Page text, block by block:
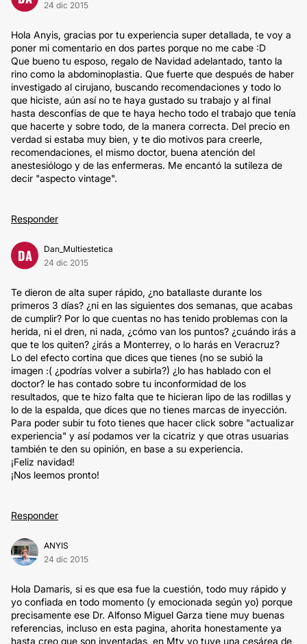
24 dic 2015
Hola Anyis, gracias por tu experiencia super detallada, te voy a
poner mi comentario en dos partes porque no me cabe :D
Que bueno tu esposo, regalo de Navidad adelantado, tanto la
rino como la abdominoplastia. Que fuerte que después de haber
investigado al cirujano, buscando recomendaciones y todo lo
que hiciste, aún así no te haya gustado su trabajo y al final
hasta desconfías de que te haya hecho todo el trabajo que tenía
que hacerte y sobre todo, de la manera correcta. Del precio en
verdad si estaba muy bien, y te dio motivos para creerle,
recomendaciones, el mismo doctor, buena atención del
anestesiólogo y de las enfermeras. Me encantó la sutileza de
decir "aspecto vintage".
Responder
DA
Dan_Multiestetica
24 dic 2015
Te dieron de alta super rápido, ¿no batallaste durante los
primeros 3 días? ¿ni en las siguientes dos semanas, que acabas
de cumplir? Por lo que cuentas no has tenido problemas con la
herida, ni el dren, ni nada, ¿cómo van los puntos? ¿cuándo irás a
que te los quiten? ¿irás a Monterrey, o lo harás en Veracruz?
Lo del efecto cortina que dices que tienes (no se subió la
imagen :( ¿podrías volver a subirla?) ¿lo has hablado con el
doctor? le has contado sobre tu inconformidad de los
resultados, que te hizo falta que te hicieran lipo de las rodillas y
lo de la espalda, que dices que no tienes marcas de inyección.
Para poder subir tu foto tienes que hacer click sobre "actualizar
experiencia" y así podamos ver la cicatriz y que otras usuarias
también te den su opinión, en base a su experiencia.
¡Feliz navidad!
¡Nos leemos pronto!
Responder
ANYIS
24 dic 2015
Hola Damaris, si es que esa fue la cuestión, todo muy rápido y
yo confiada en todo momento (y emocionada según yo) porque
precisamente ese Dr. Alfonso Miguel Garza tiene muy buenas
referencias, incluso en esta pagina, ahorita honestamente ya
hasta creo que son inventadas, en Mty yo tuve una cesárea de